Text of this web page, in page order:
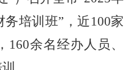
培训班”，近100家
160余名经办人员、